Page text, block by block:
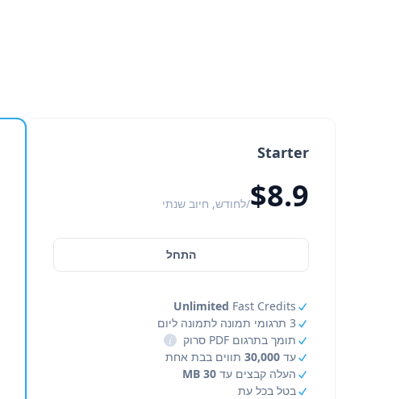
Starter
$8.9/לחודש, חיוב שנתי
התחל
Unlimited Fast Credits
3 תרגומי תמונה לתמונה ליום
תומך בתרגום PDF סרוק
i
עד 30,000 תווים בבת אחת
העלה קבצים עד 30 MB
בטל בכל עת